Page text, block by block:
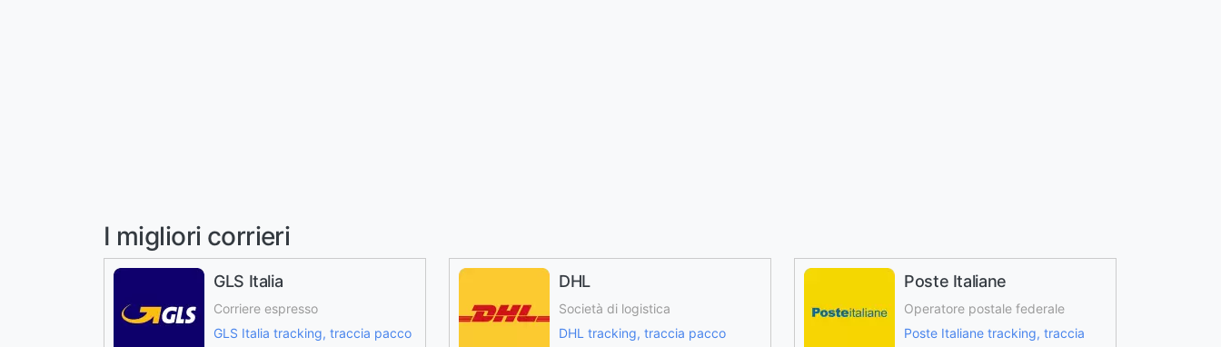
I migliori corrieri
GLS Italia
Corriere espresso
GLS Italia tracking, traccia pacco
DHL
Società di logistica
DHL tracking, traccia pacco
Poste Italiane
Operatore postale federale
Poste Italiane tracking, traccia